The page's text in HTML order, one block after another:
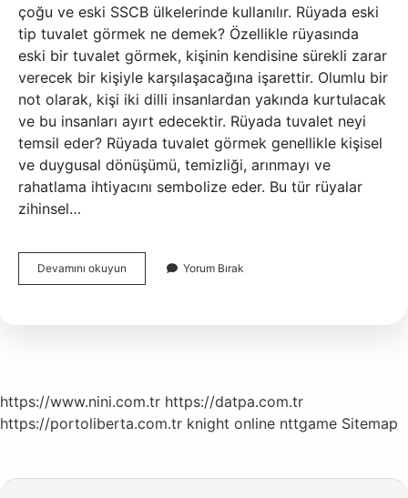
çoğu ve eski SSCB ülkelerinde kullanılır. Rüyada eski
tip tuvalet görmek ne demek? Özellikle rüyasında
eski bir tuvalet görmek, kişinin kendisine sürekli zarar
verecek bir kişiyle karşılaşacağına işarettir. Olumlu bir
not olarak, kişi iki dilli insanlardan yakında kurtulacak
ve bu insanları ayırt edecektir. Rüyada tuvalet neyi
temsil eder? Rüyada tuvalet görmek genellikle kişisel
ve duygusal dönüşümü, temizliği, arınmayı ve
rahatlama ihtiyacını sembolize eder. Bu tür rüyalar
zihinsel…
Devamını okuyun
Alaturka
Yorum Bırak
https://www.nini.com.tr https://datpa.com.tr
https://portoliberta.com.tr knight online nttgame Sitemap